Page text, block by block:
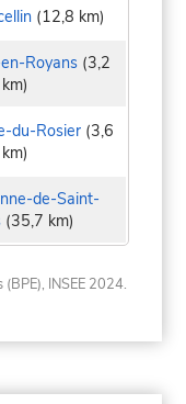
(12,8 km)
Royans (3,2
km)
du-Rosier(3,6
km)
de-Saint-
(35,7 km)
INSEE 2024.